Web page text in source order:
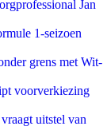
Jan
1-seizoen
grens met Wit-
voorverkiezing
uitstel van